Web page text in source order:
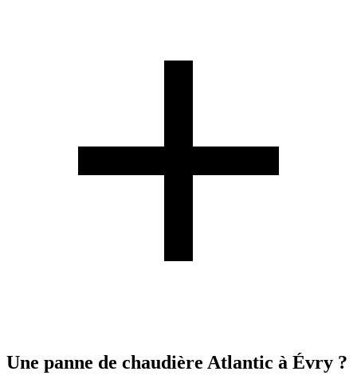
Une panne de chaudière Atlantic à Évry ?